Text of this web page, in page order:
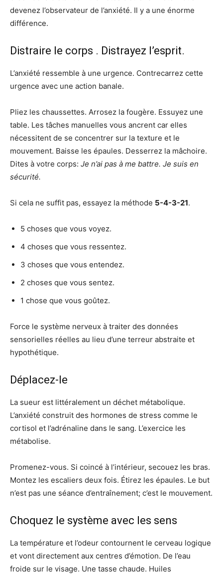
devenez l’observateur de l’anxiété. Il y a une énorme
différence.
Distraire le corps . Distrayez l’esprit.
L’anxiété ressemble à une urgence. Contrecarrez cette
urgence avec une action banale.
Pliez les chaussettes. Arrosez la fougère. Essuyez une
table. Les tâches manuelles vous ancrent car elles
nécessitent de se concentrer sur la texture et le
mouvement. Baisse les épaules. Desserrez la mâchoire.
Dites à votre corps: Je n’ai pas à me battre. Je suis en
sécurité.
Si cela ne suffit pas, essayez la méthode 5-4-3-21.
5 choses que vous voyez.
4 choses que vous ressentez.
3 choses que vous entendez.
2 choses que vous sentez.
1 chose que vous goûtez.
Force le système nerveux à traiter des données
sensorielles réelles au lieu d’une terreur abstraite et
hypothétique.
Déplacez-le
La sueur est littéralement un déchet métabolique.
L’anxiété construit des hormones de stress comme le
cortisol et l’adrénaline dans le sang. L’exercice les
métabolise.
Promenez-vous. Si coincé à l’intérieur, secouez les bras.
Montez les escaliers deux fois. Étirez les épaules. Le but
n’est pas une séance d’entraînement; c’est le mouvement.
Choquez le système avec les sens
La température et l’odeur contournent le cerveau logique
et vont directement aux centres d’émotion. De l’eau
froide sur le visage. Une tasse chaude. Huiles